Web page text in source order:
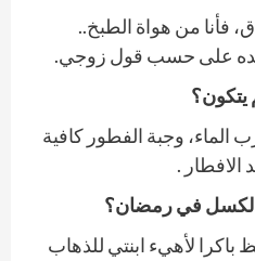
فأنا من هواة الطبخ..
على حسب قول زوجي.
يتكون؟
الماء، وجبة الفطور كافية
.
في رمضان؟
لأهيء ابنتي للذهاب